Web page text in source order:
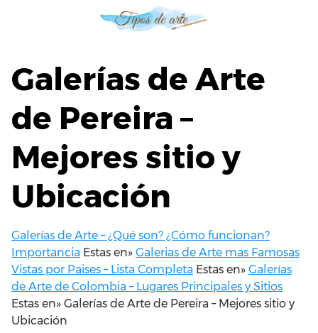
Galerías de Arte
de Pereira –
Mejores sitio y
Ubicación
Galerías de Arte – ¿Qué son? ¿Cómo funcionan?
Importancia Estas en» Galerias de Arte mas Famosas
Vistas por Paises – Lista Completa Estas en» Galerías
de Arte de Colombia – Lugares Principales y Sitios
Estas en» Galerías de Arte de Pereira – Mejores sitio y
Ubicación